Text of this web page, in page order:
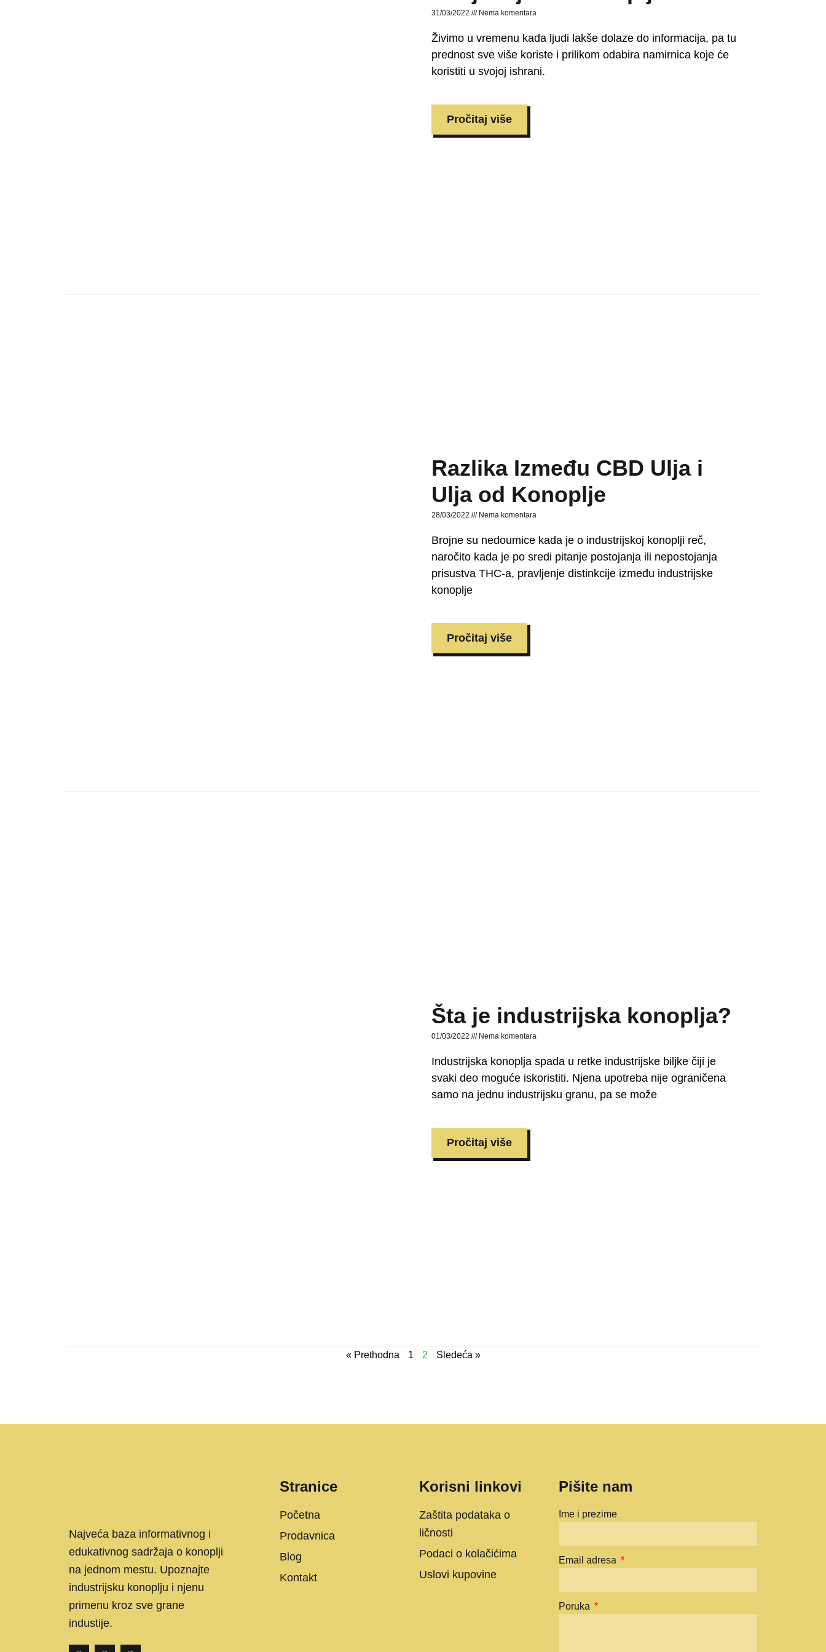
31/03/2022 Nema komentara
Živimo u vremenu kada ljudi lakše dolaze do informacija, pa tu
prednost sve više koriste i prilikom odabira namirnica koje će
koristiti u svojoj ishrani.
Pročitaj više
Razlika Između CBD Ulja i
Ulja od Konoplje
28/03/2022 Nema komentara
Brojne su nedoumice kada je o industrijskoj konoplji reč,
naročito kada je po sredi pitanje postojanja ili nepostojanja
prisustva THC-a, pravljenje distinkcije između industrijske
konoplje
Pročitaj više
Šta je industrijska konoplja?
01/03/2022 Nema komentara
Industrijska konoplja spada u retke industrijske biljke čiji je
svaki deo moguće iskoristiti. Njena upotreba nije ograničena
samo na jednu industrijsku granu, pa se može
Pročitaj više
« Prethodna 1 2 Sledeća »
Najveća baza informativnog i
edukativnog sadržaja o konoplji
na jednom mestu. Upoznajte
industrijsku konoplju i njenu
primenu kroz sve grane
industije.
Stranice
Početna
Prodavnica
Blog
Kontakt
Korisni linkovi
Zaštita podataka o
ličnosti
Podaci o kolačićima
Uslovi kupovine
Pišite nam
Ime i prezime
Email adresa
Poruka